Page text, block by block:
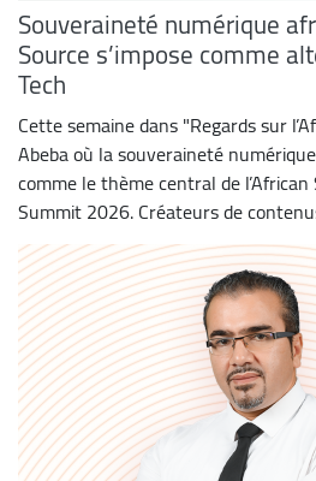
Souveraineté numérique
Source s’impose comme
Tech
Cette semaine dans "Regards sur
Abeba où la souveraineté
comme le thème central de
Summit 2026. Créateurs de